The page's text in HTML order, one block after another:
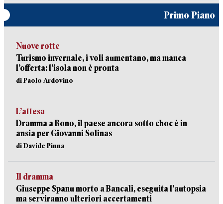
Primo Piano
Nuove rotte
Turismo invernale, i voli aumentano, ma manca
l’offerta: l’isola non è pronta
di Paolo Ardovino
L’attesa
Dramma a Bono, il paese ancora sotto choc è in
ansia per Giovanni Solinas
di Davide Pinna
Il dramma
Giuseppe Spanu morto a Bancali, eseguita l’autopsia
ma serviranno ulteriori accertamenti